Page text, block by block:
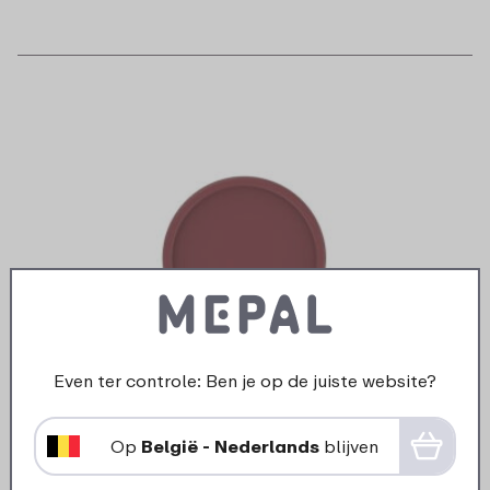
Deksel bewaardoos Lumina
Even ter controle: Ben je op de juiste website?
Op België - Nederlands blijven